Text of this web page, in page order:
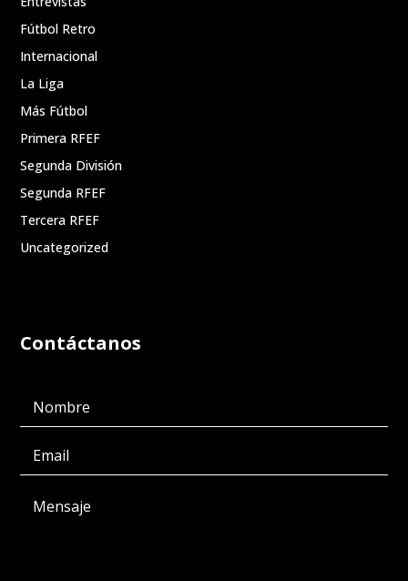
Fútbol Retro
Internacional
La Liga
Más Fútbol
Primera RFEF
Segunda División
Segunda RFEF
Tercera RFEF
Uncategorized
Contáctanos